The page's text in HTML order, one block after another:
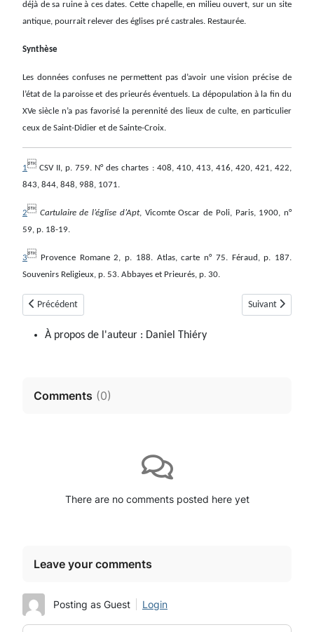
déjà de sa ruine à ces dates. Cette chapelle, en milieu ouvert, sur un site
antique, pourrait relever des églises pré castrales. Restaurée.
Synthèse
Les données confuses ne permettent pas d’avoir une vision précise de
l’état de la paroisse et des prieurés éventuels. La dépopulation à la fin du
XVe siècle n’a pas favorisé la perennité des lieux de culte, en particulier
ceux de Saint-Didier et de Sainte-Croix.
1 CSV II, p. 759. N° des chartes : 408, 410, 413, 416, 420, 421, 422,
843, 844, 848, 988, 1071.
2 Cartulaire de l’église d’Apt, Vicomte Oscar de Poli, Paris, 1900, n°
59, p. 18-19.
3 Provence Romane 2, p. 188. Atlas, carte n° 75. Féraud, p. 187.
Souvenirs Religieux, p. 53. Abbayes et Prieurés, p. 30.
Article précédent : Saint-Benoit
Précédent Article suivant :
Suivant
À propos de l'auteur : Daniel Thiéry
Comments (0)
There are no comments posted here yet
Leave your comments
Posting as Guest Login